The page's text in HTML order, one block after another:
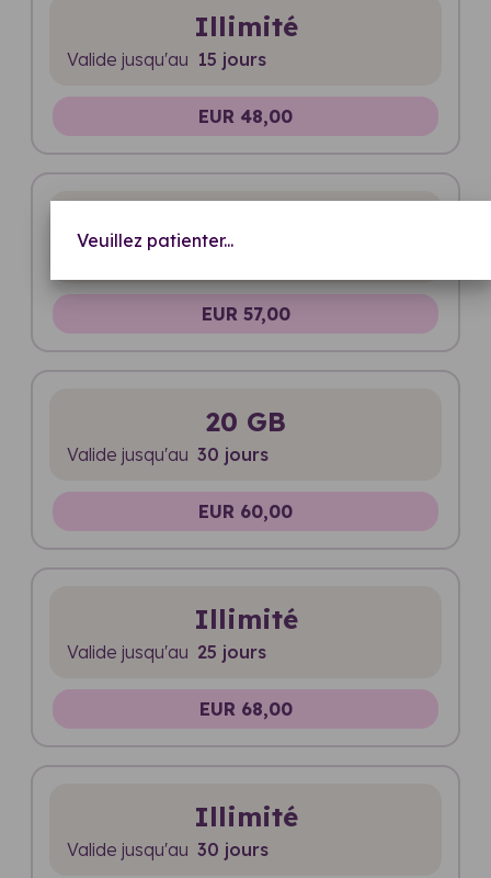
Veuillez patienter...
Illimité
Valide jusqu'au 15 jours
EUR 48,00
Valide jusqu'au
EUR 57,00
20 GB
Valide jusqu'au 30 jours
EUR 60,00
Illimité
Valide jusqu'au 25 jours
EUR 68,00
Illimité
Valide jusqu'au 30 jours